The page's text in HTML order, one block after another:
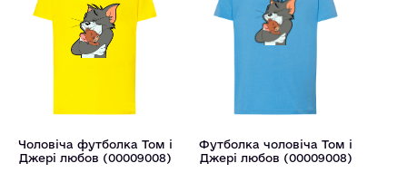
Чоловіча футболка Том і
Джері любов (00009008)
Футболка чоловіча Том і
Джері любов (00009008)